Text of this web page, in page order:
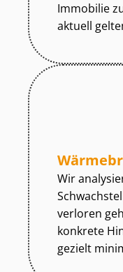
Immobilie
aktuell
Wir
verloren
konkrete
gezielt